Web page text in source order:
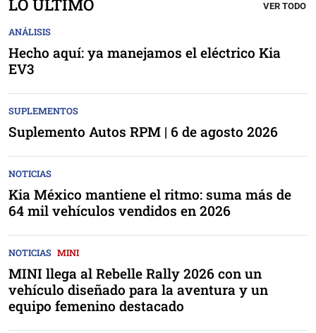
LO ÚLTIMO VER TODO
ANÁLISIS
Hecho aquí: ya manejamos el eléctrico Kia
EV3
SUPLEMENTOS
Suplemento Autos RPM | 6 de agosto 2026
NOTICIAS
Kia México mantiene el ritmo: suma más de
64 mil vehículos vendidos en 2026
NOTICIAS MINI
MINI llega al Rebelle Rally 2026 con un
vehículo diseñado para la aventura y un
equipo femenino destacado